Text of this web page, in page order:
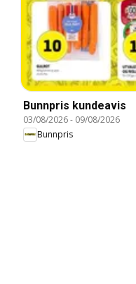
Bunnpris kundeavis
03/08/2026- 09/08/2026
Bunnpris